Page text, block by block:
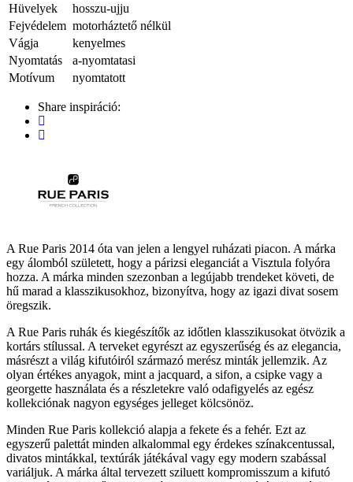
Hüvelyek
hosszu-ujju
Fejvédelem motorháztető nélkül
Vágja
kenyelmes
Nyomtatás
a-nyomtatasi
Motívum
nyomtatott
Share inspiráció:
A Rue Paris 2014 óta van jelen a lengyel ruházati piacon. A márka
egy álomból született, hogy a párizsi eleganciát a Visztula folyóra
hozza. A márka minden szezonban a legújabb trendeket követi, de
hű marad a klasszikusokhoz, bizonyítva, hogy az igazi divat sosem
öregszik.
A Rue Paris ruhák és kiegészítők az időtlen klasszikusokat ötvözik a
kortárs stílussal. A terveket egyrészt az egyszerűség és az elegancia,
másrészt a világ kifutóiról származó merész minták jellemzik. Az
olyan értékes anyagok, mint a jacquard, a sifon, a csipke vagy a
georgette használata és a részletekre való odafigyelés az egész
kollekciónak nagyon egységes jelleget kölcsönöz.
Minden Rue Paris kollekció alapja a fekete és a fehér. Ezt az
egyszerű palettát minden alkalommal egy érdekes színakcentussal,
divatos mintákkal, textúrák játékával vagy egy modern szabással
variáljuk. A márka által tervezett sziluett kompromisszum a kifutó